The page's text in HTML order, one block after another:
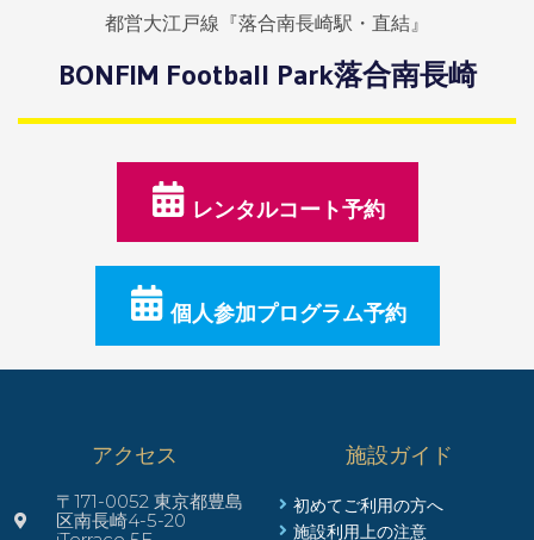
都営大江戸線『落合南長崎駅・直結』
BONFIM Football Park落合南長崎
レンタルコート予約
個人参加プログラム予約
アクセス
〒171-0052 東京都豊島
区南長崎4-5-20
施設ガイド
初めてご利用の方へ
施設利用上の注意